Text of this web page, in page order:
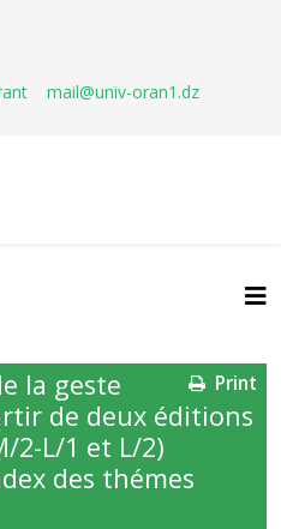
mail@univ-oran1.dz
Print
la geste
de deux éditions
2-L/1 et L/2)
des thémes